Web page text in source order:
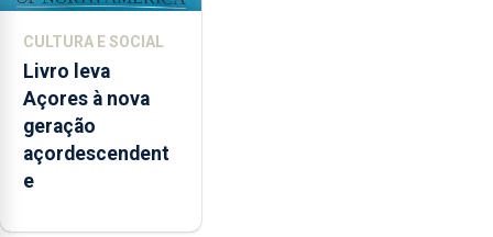
CULTURA E SOCIAL
Livro leva
Açores à nova
geração
açordescendent
e